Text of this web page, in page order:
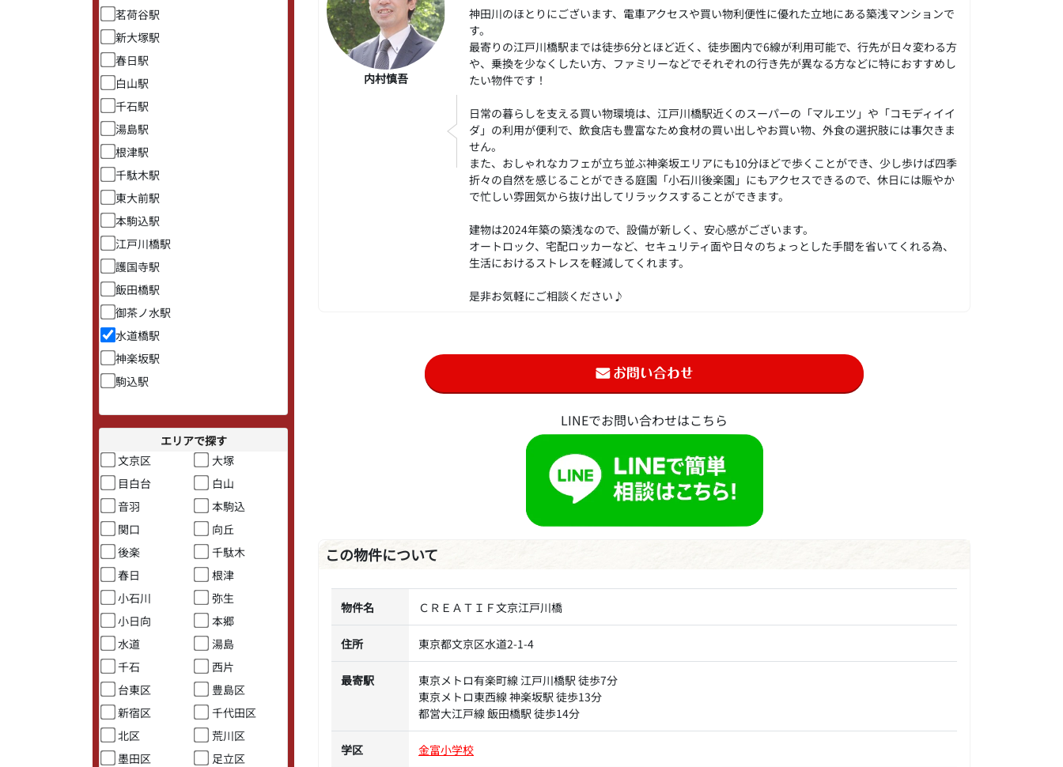
茗荷谷駅
新大塚駅
春日駅
白山駅
千石駅
湯島駅
根津駅
千駄木駅
東大前駅
本駒込駅
江戸川橋駅
護国寺駅
飯田橋駅
御茶ノ水駅
水道橋駅
神楽坂駅
駒込駅
エリアで探す
文京区
大塚
目白台
白山
音羽
本駒込
関口
向丘
後楽
千駄木
春日
根津
小石川
弥生
小日向
本郷
水道
湯島
千石
西片
台東区
豊島区
新宿区
千代田区
北区
荒川区
墨田区
足立区
内村慎吾
神田川のほとりにございます、電車アクセスや買い物利便性に優れた立地にある築浅マンションで
す。
最寄りの江戸川橋駅までは徒歩6分とほど近く、徒歩圏内で6線が利用可能で、行先が日々変わる方
や、乗換を少なくしたい方、ファミリーなどでそれぞれの行き先が異なる方などに特におすすめし
たい物件です！
日常の暮らしを支える買い物環境は、江戸川橋駅近くのスーパーの「マルエツ」や「コモディイイ
ダ」の利用が便利で、飲食店も豊富なため食材の買い出しやお買い物、外食の選択肢には事欠きま
せん。
また、おしゃれなカフェが立ち並ぶ神楽坂エリアにも10分ほどで歩くことができ、少し歩けば四季
折々の自然を感じることができる庭園「小石川後楽園」にもアクセスできるので、休日には賑やか
で忙しい雰囲気から抜け出してリラックスすることができます。
建物は2024年築の築浅なので、設備が新しく、安心感がございます。
オートロック、宅配ロッカーなど、セキュリティ面や日々のちょっとした手間を省いてくれる為、
生活におけるストレスを軽減してくれます。
是非お気軽にご相談ください♪
LINEでお問い合わせはこちら
この物件について
物件名 ＣＲＥＡＴＩＦ文京江戸川橋
住所 東京都文京区水道2-1-4
最寄駅
東京メトロ有楽町線 江戸川橋駅 徒歩7分
東京メトロ東西線 神楽坂駅 徒歩13分
都営大江戸線 飯田橋駅 徒歩14分
学区 金富小学校